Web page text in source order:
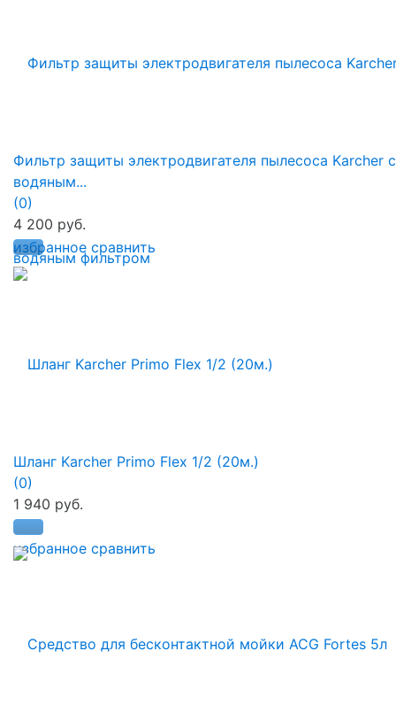
избранное сравнить
Фильтр защиты электродвигателя пылесоса Karcher с
водяным...
(0)
4 200 руб.
избранное сравнить
Шланг Karcher Primo Flex 1/2 (20м.)
(0)
1 940 руб.